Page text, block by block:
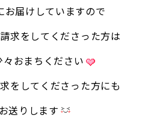
お届けしていますので
求をしてくださった方は
おまちください
をしてくださった方にも
送りします